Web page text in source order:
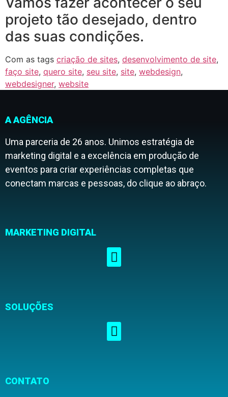
projeto tão desejado, dentro
das suas condições.
Com as tags criação de sites, desenvolvimento de site,
faço site, quero site, seu site, site, webdesign,
webdesigner, website
A AGÊNCIA
Uma parceria de 26 anos. Unimos estratégia de
marketing digital e a excelência em produção de
eventos para criar experiências completas que
conectam marcas e pessoas, do clique ao abraço.
MARKETING DIGITAL
SOLUÇÕES
CONTATO